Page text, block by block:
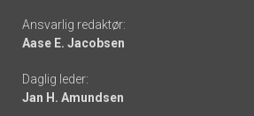
Footer
-
links
Ansvarlig redaktør:
Aase E. Jacobsen
Daglig leder:
Jan H. Amundsen